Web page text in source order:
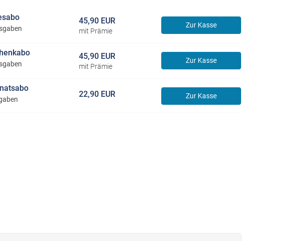
Zur Kasse
45,90 EUR
mit Prämie
Zur Kasse
45,90 EUR
mit Prämie
Zur Kasse
22,90 EUR